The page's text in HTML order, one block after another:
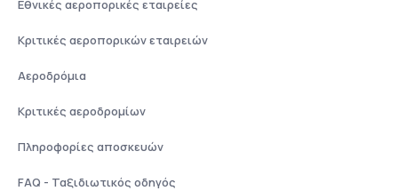
Εθνικές αεροπορικές εταιρείες
Κριτικές αεροπορικών εταιρειών
Αεροδρόμια
Κριτικές αεροδρομίων
Πληροφορίες αποσκευών
FAQ - Ταξιδιωτικός οδηγός